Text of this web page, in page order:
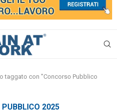
taggato con "Concorso Pubblico
PUBBLICO 2025